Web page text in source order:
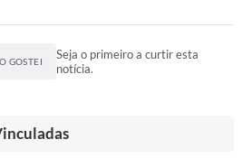
GOSTEI
Seja o primeiro a curtir esta
notícia.